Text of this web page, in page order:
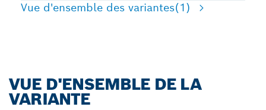
Vue d'ensemble des variantes(1)
VUE D'ENSEMBLE DE LA
VARIANTE